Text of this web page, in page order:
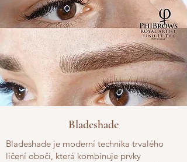
Bladeshade
Bladeshade je moderní technika trvalého
líčení obočí, která kombinuje prvky